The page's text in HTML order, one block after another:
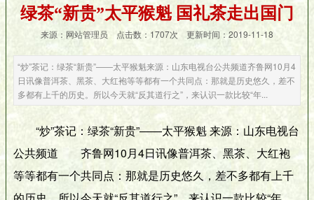
绿茶“新贵”太平猴魁 国礼茶走出国门
来源：网站管理员 点击数： 1707次 更新时间：2019-11-18
“炒”茶记：绿茶“新贵”――太平猴魁来源：山东电视台公共频道齐鲁网10月4
日讯像普洱茶、黑茶、大红袍等等都有一个共同点：那就是历史悠久，差不
多都有上千的历史。所以今天就“反其道行之”，来认识一款比较“年...
“炒”茶记：绿茶“新贵”――太平猴魁 来源：山东电视台
公共频道 齐鲁网10月4日讯像普洱茶、黑茶、大红袍
等等都有一个共同点：那就是历史悠久，差不多都有上千